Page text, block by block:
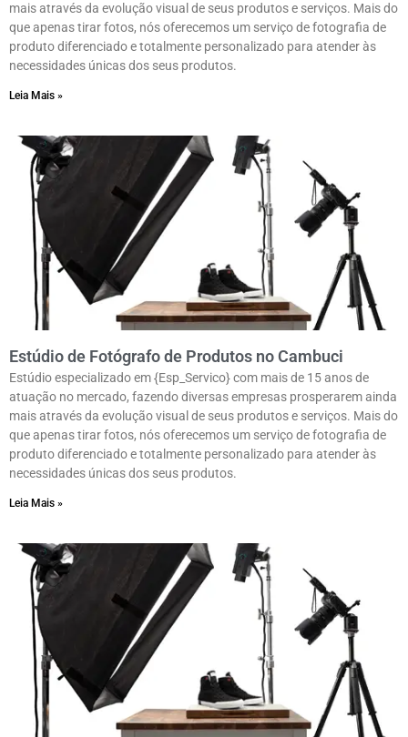
mais através da evolução visual de seus produtos e serviços. Mais do
que apenas tirar fotos, nós oferecemos um serviço de fotografia de
produto diferenciado e totalmente personalizado para atender às
necessidades únicas dos seus produtos.
Leia Mais »
Estúdio de Fotógrafo de Produtos no Cambuci
Estúdio especializado em {Esp_Servico} com mais de 15 anos de
atuação no mercado, fazendo diversas empresas prosperarem ainda
mais através da evolução visual de seus produtos e serviços. Mais do
que apenas tirar fotos, nós oferecemos um serviço de fotografia de
produto diferenciado e totalmente personalizado para atender às
necessidades únicas dos seus produtos.
Leia Mais »